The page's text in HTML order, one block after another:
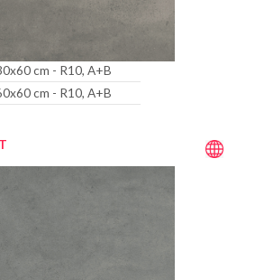
cm - R10, A+B
cm - R10, A+B